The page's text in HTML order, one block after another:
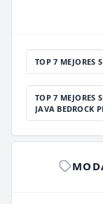
TOP 7 MEJORES
TOP 7 MEJORES
JAVA BEDROCK